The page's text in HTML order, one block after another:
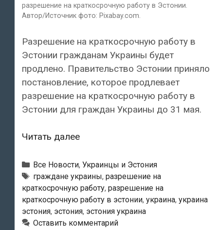
разрешение на краткосрочную работу в Эстонии.
Автор/Источник фото: Pixabay.com.
Разрешение на краткосрочную работу в
Эстонии гражданам Украины будет
продлено. Правительство Эстонии приняло
постановление, которое продлевает
разрешение на краткосрочную работу в
Эстонии для граждан Украины до 31 мая.
Читать далееГражданам
до
конца
мая
продлили
разрешение
Рубрики
Все Новости, Украинцы и Эстония
Метки
граждане украины, разрешение на
краткосрочную работу, разрешение на
краткосрочную работу в эстонии, украина, украина
эстония, эстония, эстония украина
Оставить комментарий